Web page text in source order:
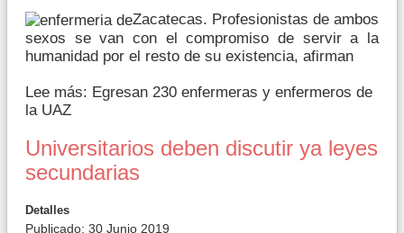
Zacatecas. Profesionistas de ambos
sexos se van con el compromiso de servir a la
humanidad por el resto de su existencia, afirman
Lee más: Egresan 230 enfermeras y enfermeros de
la UAZ
Universitarios deben discutir ya leyes
secundarias
Detalles
Publicado: 30 Junio 2019